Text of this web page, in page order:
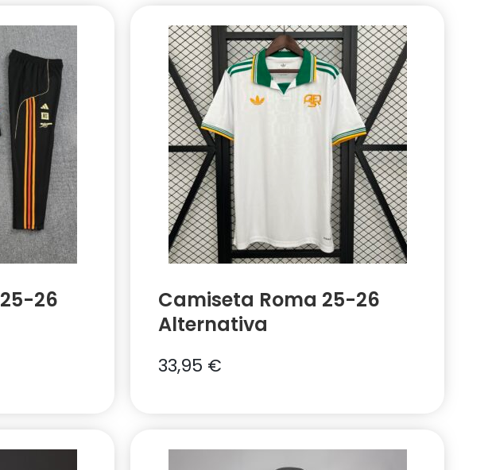
26
Camiseta Roma 25-26
Alternativa
33,95 €